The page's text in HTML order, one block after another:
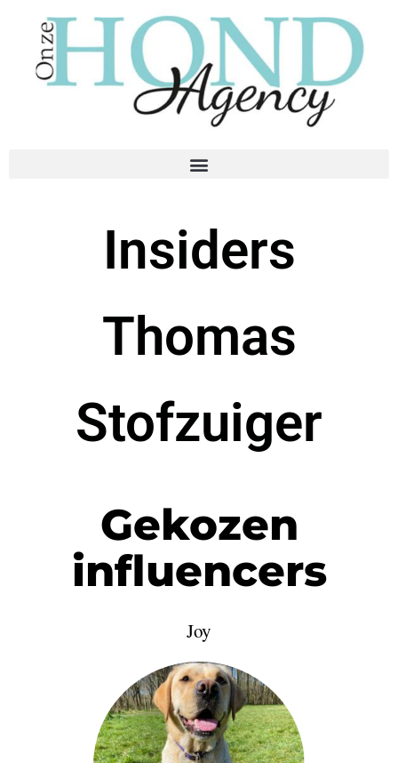
Insiders
Thomas
Stofzuiger
Gekozen
influencers
Joy